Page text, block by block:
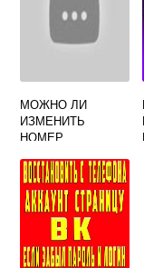
МОЖНО ЛИ
ИЗМЕНИТЬ
НОМЕР
ВКОНТАКТЕ